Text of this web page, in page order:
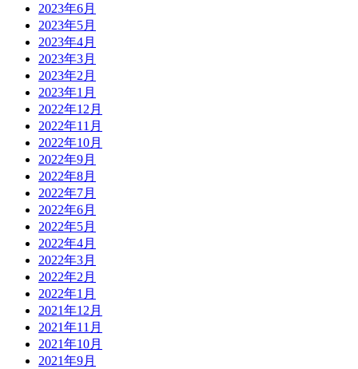
2023年6月
2023年5月
2023年4月
2023年3月
2023年2月
2023年1月
2022年12月
2022年11月
2022年10月
2022年9月
2022年8月
2022年7月
2022年6月
2022年5月
2022年4月
2022年3月
2022年2月
2022年1月
2021年12月
2021年11月
2021年10月
2021年9月